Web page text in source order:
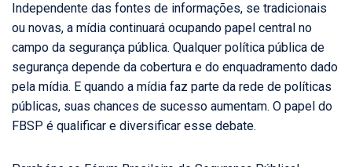
Independente das fontes de informações, se tradicionais
ou novas, a mídia continuará ocupando papel central no
campo da segurança pública. Qualquer política pública de
segurança depende da cobertura e do enquadramento dado
pela mídia. E quando a mídia faz parte da rede de políticas
públicas, suas chances de sucesso aumentam. O papel do
FBSP é qualificar e diversificar esse debate.